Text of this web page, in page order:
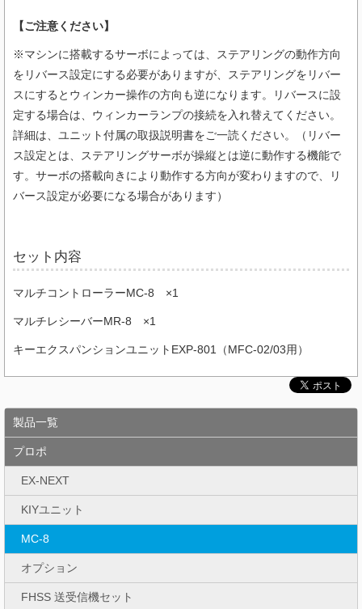
【ご注意ください】
※マシンに搭載するサーボによっては、ステアリングの動作方向
をリバース設定にする必要がありますが、ステアリングをリバー
スにするとウィンカー操作の方向も逆になります。リバースに設
定する場合は、ウィンカーランプの接続を入れ替えてください。
詳細は、ユニット付属の取扱説明書をご一読ください。（リバー
ス設定とは、ステアリングサーボが操縦とは逆に動作する機能で
す。サーボの搭載向きにより動作する方向が変わりますので、リ
バース設定が必要になる場合があります）
セット内容
マルチコントローラーMC-8 ×1
マルチレシーバーMR-8 ×1
キーエクスパンションユニットEXP-801（MFC-02/03用）
製品一覧
プロポ
EX-NEXT
KIYユニット
MC-8
オプション
FHSS 送受信機セット